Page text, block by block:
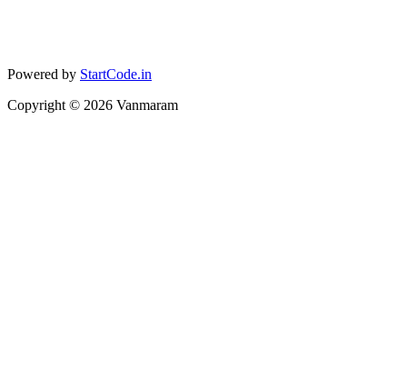
Powered by StartCode.in
Copyright © 2026 Vanmaram